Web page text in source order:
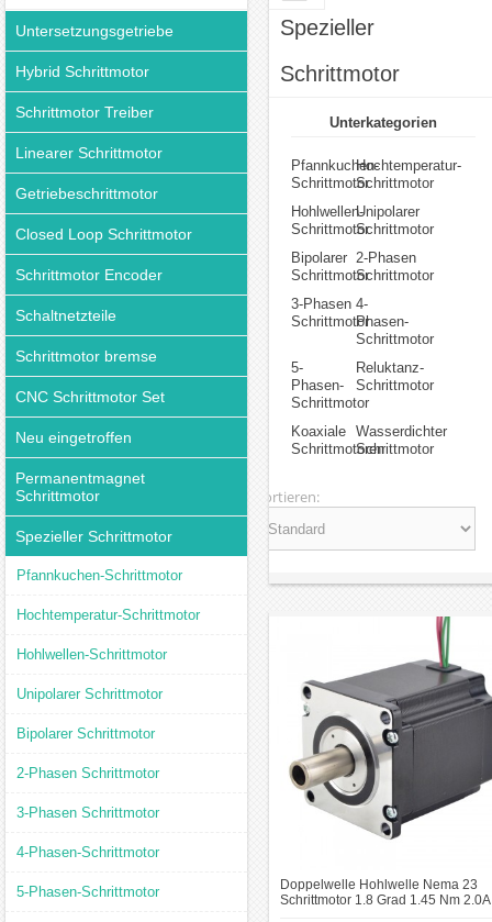
Untersetzungsgetriebe
Hybrid Schrittmotor
Schrittmotor Treiber
Linearer Schrittmotor
Getriebeschrittmotor
Closed Loop Schrittmotor
Schrittmotor Encoder
Schaltnetzteile
Schrittmotor bremse
CNC Schrittmotor Set
Neu eingetroffen
Permanentmagnet
Schrittmotor
Spezieller Schrittmotor
Pfannkuchen-Schrittmotor
Hochtemperatur-Schrittmotor
Hohlwellen-Schrittmotor
Unipolarer Schrittmotor
Bipolarer Schrittmotor
2-Phasen Schrittmotor
3-Phasen Schrittmotor
4-Phasen-Schrittmotor
5-Phasen-Schrittmotor
Spezieller
Schrittmotor
Unterkategorien
Pfannkuchen-
Schrittmotor
Hochtemperatur-
Schrittmotor
Hohlwellen-
Schrittmotor
Unipolarer
Schrittmotor
Bipolarer
Schrittmotor
2-Phasen
Schrittmotor
3-Phasen
Schrittmotor
4-
Phasen-
Schrittmotor
5-
Phasen-
Schrittmotor
Reluktanz-
Schrittmotor
Koaxiale
Schrittmotoren
Wasserdichter
Schrittmotor
Sortieren:
Doppelwelle Hohlwelle Nema 23
Schrittmotor 1.8 Grad 1.45 Nm